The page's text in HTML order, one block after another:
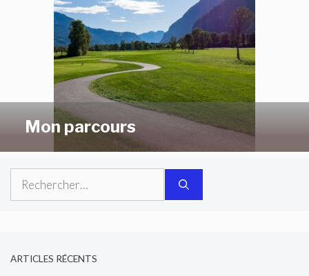
Mon parcours
Rechercher :
ARTICLES RÉCENTS